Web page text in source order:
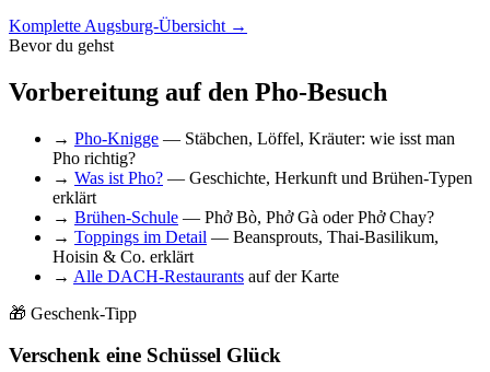
Komplette Augsburg-Übersicht →
Bevor du gehst
Vorbereitung auf den Pho-Besuch
→ Pho-Knigge — Stäbchen, Löffel, Kräuter: wie isst man
Pho richtig?
→ Was ist Pho? — Geschichte, Herkunft und Brühen-Typen
erklärt
→ Brühen-Schule — Phở Bò, Phở Gà oder Phở Chay?
→ Toppings im Detail — Beansprouts, Thai-Basilikum,
Hoisin & Co. erklärt
→ Alle DACH-Restaurants auf der Karte
🎁 Geschenk-Tipp
Verschenk eine Schüssel Glück